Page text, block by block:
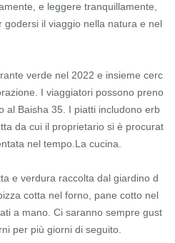
e leggere tranquillamente,
il viaggio nella natura e nel
I viaggiatori possono preno
al Baisha 35. I piatti includono erb
da cui il proprietario si è procurat
nel tempo.La cucina.
cotta nel forno, pane cotto nel
a mano. Ci saranno sempre gust
per più giorni di seguito.